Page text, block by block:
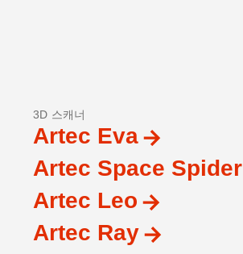
3D 스캐너
Artec Eva
Artec Space Spider
Artec Leo
Artec Ray